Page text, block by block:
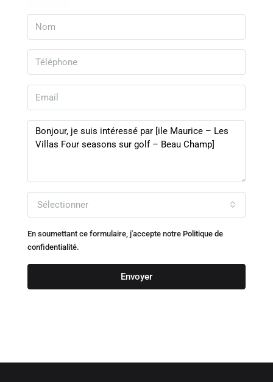
Sélectionner
En soumettant ce formulaire, j'accepte notre Politique de
confidentialité.
Envoyer